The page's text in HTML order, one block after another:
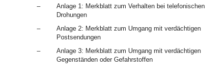
–
Anlage 1: Merkblatt zum Verhalten bei telefonischen
Drohungen
–
Anlage 2: Merkblatt zum Umgang mit verdächtigen
Postsendungen
–
Anlage 3: Merkblatt zum Umgang mit verdächtigen
Gegenständen oder Gefahrstoffen